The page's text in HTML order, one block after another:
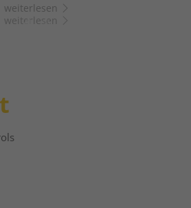
weiterlesen
weiterlesen